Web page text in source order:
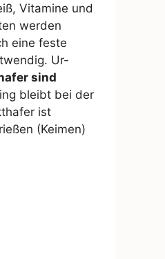
Vitamine und
werden
eine feste
Ur-
sind
bleibt bei der
ist
(Keimen)